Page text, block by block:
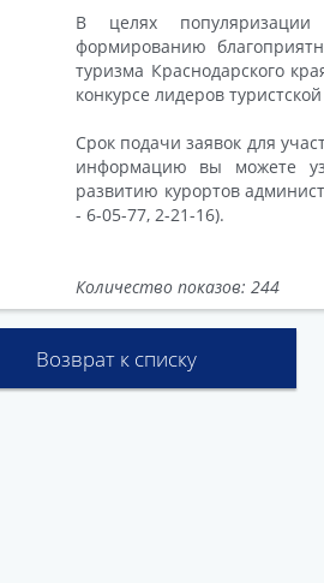
В целях
формированию
туризма Краснодарского
конкурсе лидеров
Срок подачи заявок для
информацию вы можете
развитию курортов
- 6-05-77, 2-21-16).
Количество показов: 244
Возврат к списку